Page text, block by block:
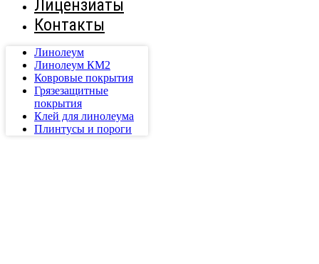
Лицензиаты
Контакты
Линолеум
Линолеум КМ2
Ковровые покрытия
Грязезащитные
покрытия
Клей для линолеума
Плинтусы и пороги